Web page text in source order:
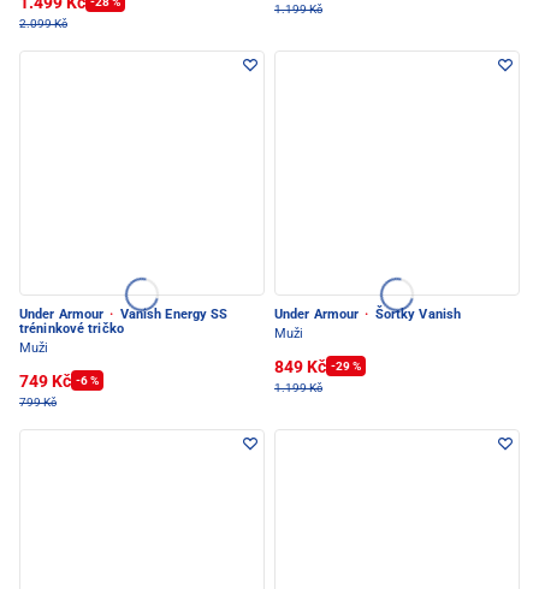
2.099 Kč
1.199 Kč
Under Armour · Vanish Energy SS
tréninkové tričko
Muži
749 Kč -6 %
799 Kč
Under Armour · Šortky Vanish
Muži
849 Kč -29 %
1.199 Kč